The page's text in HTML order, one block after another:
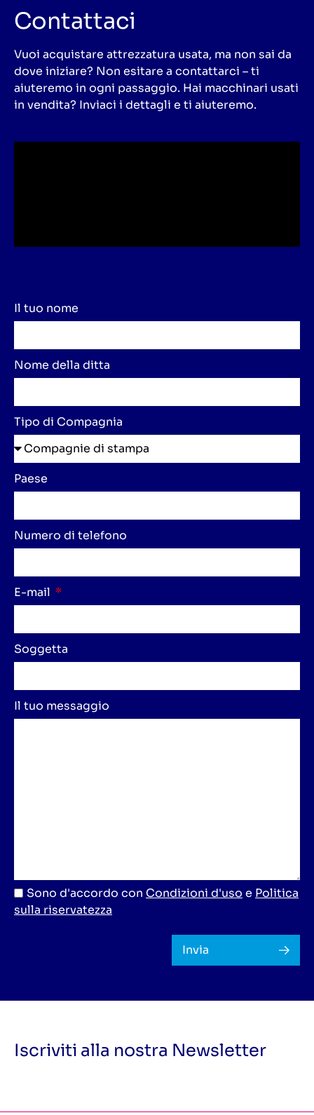
Contattaci
Vuoi acquistare attrezzatura usata, ma non sai da
dove iniziare? Non esitare a contattarci – ti
aiuteremo in ogni passaggio. Hai macchinari usati
in vendita? Inviaci i dettagli e ti aiuteremo.
Il tuo nome
Nome della ditta
Tipo di Compagnia
Paese
Numero di telefono
E-mail
Soggetta
Il tuo messaggio
Sono d'accordo con Condizioni d'uso e Politica
sulla riservatezza
Invia
Iscriviti alla nostra Newsletter